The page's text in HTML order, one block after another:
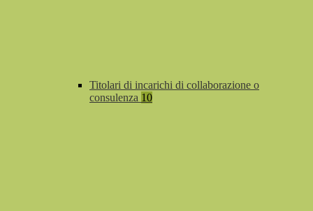
Titolari di incarichi di collaborazione o
consulenza 10